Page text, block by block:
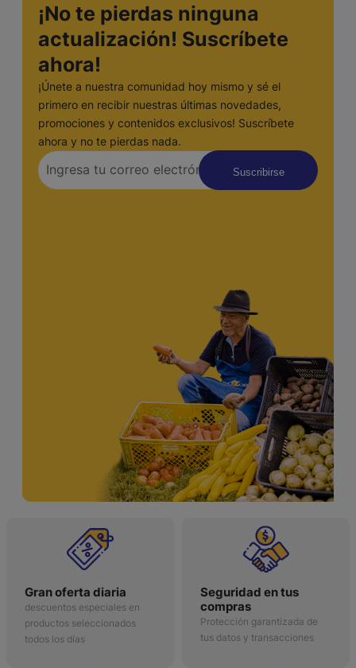
¡No te pierdas ninguna
actualización! Suscríbete
ahora!
¡Únete a nuestra comunidad hoy mismo y sé el
primero en recibir nuestras últimas novedades,
promociones y contenidos exclusivos! Suscríbete
ahora y no te pierdas nada.
Suscribirse
Gran oferta diaria
descuentos especiales en
productos seleccionados
todos los días
Seguridad en tus
compras
Protección garantizada de
tus datos y transacciones